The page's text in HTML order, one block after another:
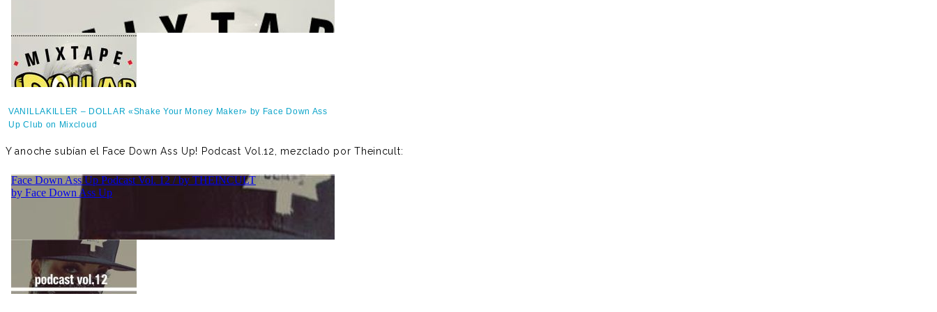
VANILLAKILLER – DOLLAR «Shake Your Money Maker» by Face Down Ass
Up Club on Mixcloud
Y anoche subían el Face Down Ass Up! Podcast Vol.12, mezclado por Theincult: